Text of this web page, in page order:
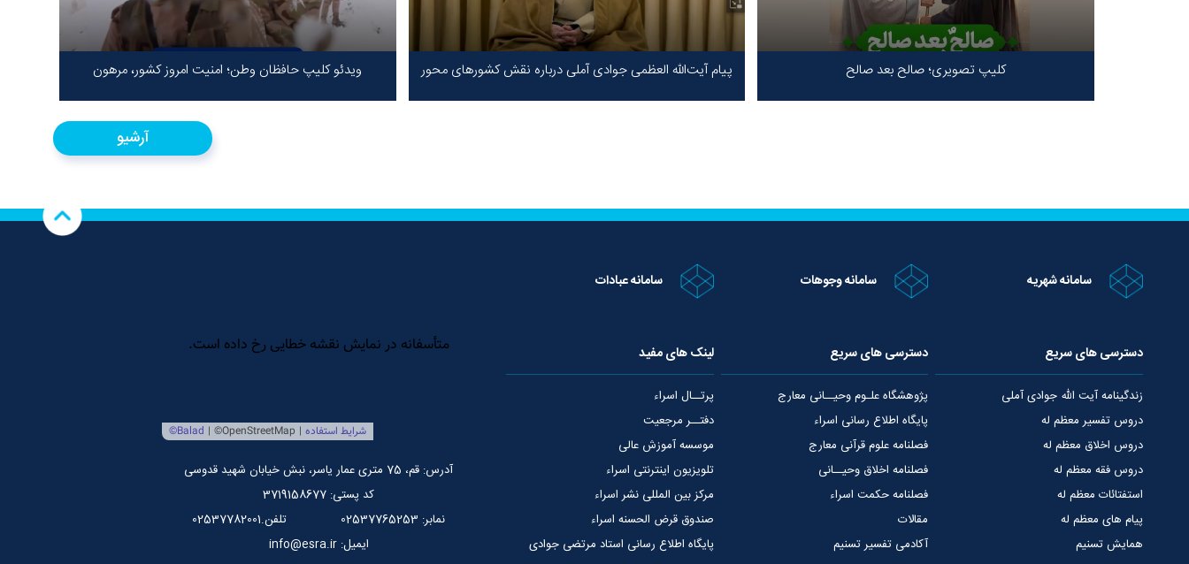
کلیپ تصویری؛ صالح بعد صالح پیام آیت‌الله العظمی جوادی آملی درباره نقش کشورهای محور ویدئو کلیپ حافظان وطن؛ امنیت امروز کشور، مرهون
آرشیو
سامانه شهریه سامانه وجوهات سامانه عبادات
دسترسی های سریع
زندگینامه آیت الله جوادی آملی
دروس تفسیر معظم له
دروس اخلاق معظم له
دروس فقه معظم له
استفتائات معظم له
پیام های معظم له
همایش تسنیم
دسترسی های سریع
پژوهشگاه علـوم وحیــانی معارج
پایگاه اطلاع رسانی اسراء
فصلنامه علوم قرآنی معارج
فصلنامه اخلاق وحیــانی
فصلنامه حکمت اسراء
مقالات
آکادمی تفسیر تسنیم
لینک های مفید
پرتــال اسراء
دفتــر مرجعیت
موسسه آموزش عالی
تلویزیون اینترنتی اسراء
مرکز بین المللی نشر اسراء
صندوق قرض الحسنه اسراء
پایگاه اطلاع رسانی استاد مرتضی جوادی
آدرس: قم، 75 متری عمار یاسر، نبش خیابان شهید قدوسی
کد پستی: 3719158677
نمابر: 02537765253
تلفن.02537782001
ایمیل: info@esra.ir